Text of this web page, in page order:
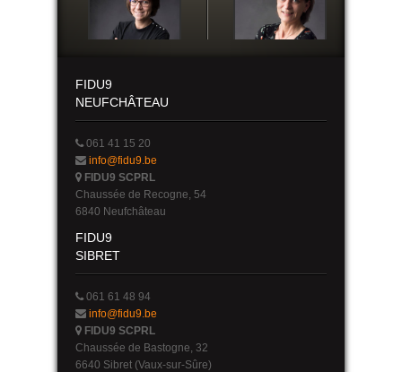
FIDU9
NEUFCHÂTEAU
061 41 15 20
info@fidu9.be
FIDU9 SCPRL
Chaussée de Recogne, 54
6840 Neufchâteau
FIDU9
SIBRET
061 61 48 94
info@fidu9.be
FIDU9 SCPRL
Chaussée de Bastogne, 32
6640 Sibret (Vaux-sur-Sûre)